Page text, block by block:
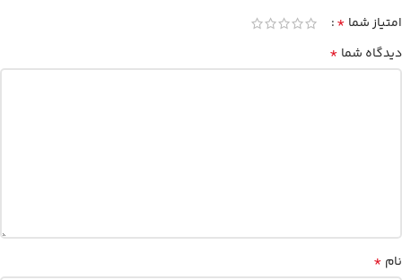
امتیاز شما *
دیدگاه شما *
نام *